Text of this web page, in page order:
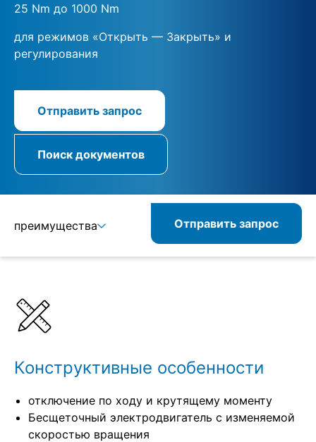
25 Nm до 1000 Nm
для режимов «Открыть — Закрыть» и
регулирования
Отправить запрос
Поиск документов
преимущества Отправить запрос
Конструктивные особенности
отключение по ходу и крутящему моменту
Бесщеточный электродвигатель с изменяемой
скоростью вращения